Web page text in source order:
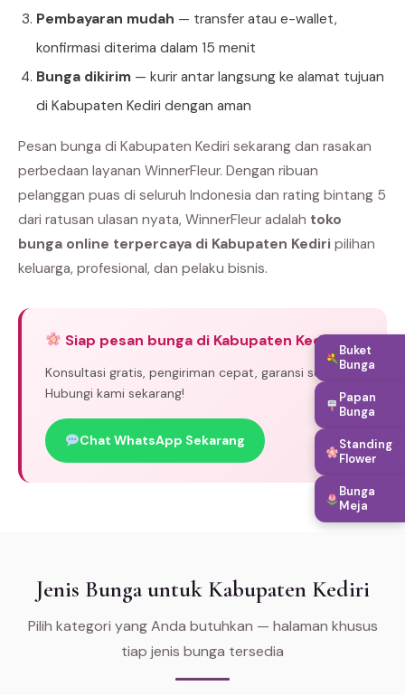
Pembayaran mudah — transfer atau e-wallet,
konfirmasi diterima dalam 15 menit
Bunga dikirim — kurir antar langsung ke alamat tujuan
di Kabupaten Kediri dengan aman
Pesan bunga di Kabupaten Kediri sekarang dan rasakan
perbedaan layanan WinnerFleur. Dengan ribuan
pelanggan puas di seluruh Indonesia dan rating bintang 5
dari ratusan ulasan nyata, WinnerFleur adalah toko
bunga online terpercaya di Kabupaten Kediri pilihan
keluarga, profesional, dan pelaku bisnis.
Siap pesan bunga di Kabupaten Kediri?
Konsultasi gratis, pengiriman cepat, garansi segar.
Hubungi kami sekarang!
Chat WhatsApp Sekarang
Jenis Bunga untuk Kabupaten Kediri
Pilih kategori yang Anda butuhkan — halaman khusus
tiap jenis bunga tersedia
Buket
Bunga
Papan
Bunga
Standing
Flower
Bunga
Meja